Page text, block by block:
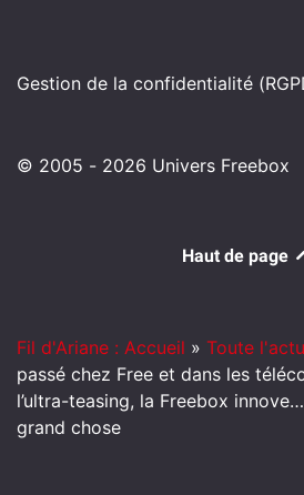
Gestion de la confidentialité
© 2005 - 2026 Univers Freebox
Haut de page
Fil d'Ariane : Accueil » Toute l'actu
passé chez Free et dans les
l’ultra-teasing, la Freebox
grand chose